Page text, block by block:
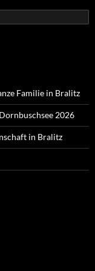
Familie in Bralitz
2026
in Bralitz